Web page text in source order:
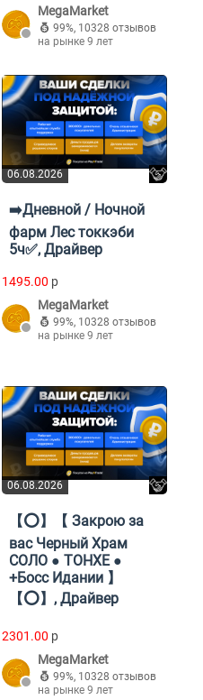
MegaMarket
99%, 10328 отзывов
на рынке 9 лет
06.08.2026
➡️Дневной / Ночной
фарм Лес токкэби
5ч✅, Драйвер
1495.00 p
MegaMarket
99%, 10328 отзывов
на рынке 9 лет
06.08.2026
【⭕️】【 Закрою за
вас Черный Храм
СОЛО ● ТОНХЕ ●
+Босс Идании 】
【⭕️】, Драйвер
2301.00 p
MegaMarket
99%, 10328 отзывов
на рынке 9 лет